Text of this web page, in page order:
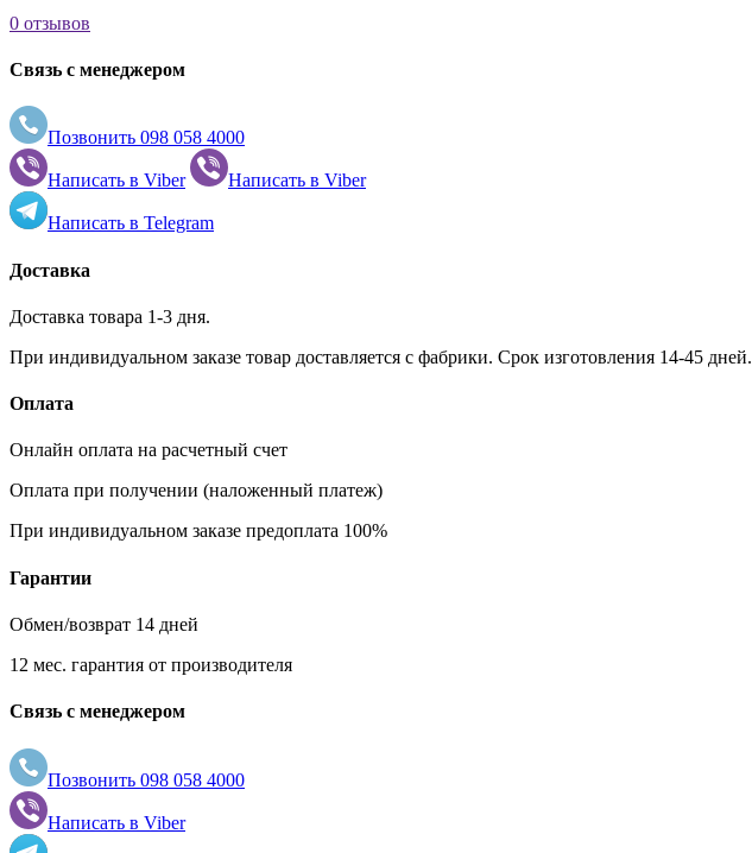
0 отзывов
Связь с менеджером
Позвонить 098 058 4000
Написать в Viber Написать в Viber
Написать в Telegram
Доставка
Доставка товара 1-3 дня.
При индивидуальном заказе товар доставляется с фабрики. Срок изготовления 14-45 дней.
Оплата
Онлайн оплата на расчетный счет
Оплата при получении (наложенный платеж)
При индивидуальном заказе предоплата 100%
Гарантии
Обмен/возврат 14 дней
12 мес. гарантия от производителя
Связь с менеджером
Позвонить 098 058 4000
Написать в Viber